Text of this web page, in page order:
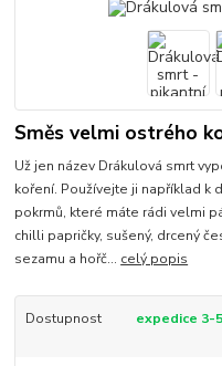
Směs velmi ostrého
Už jen název Drákulová smrt
koření. Používejte ji například k
pokrmů, které máte rádi velmi
chilli papričky, sušený, drcený
sezamu a hořč... celý popis
Dostupnost expedice 3-